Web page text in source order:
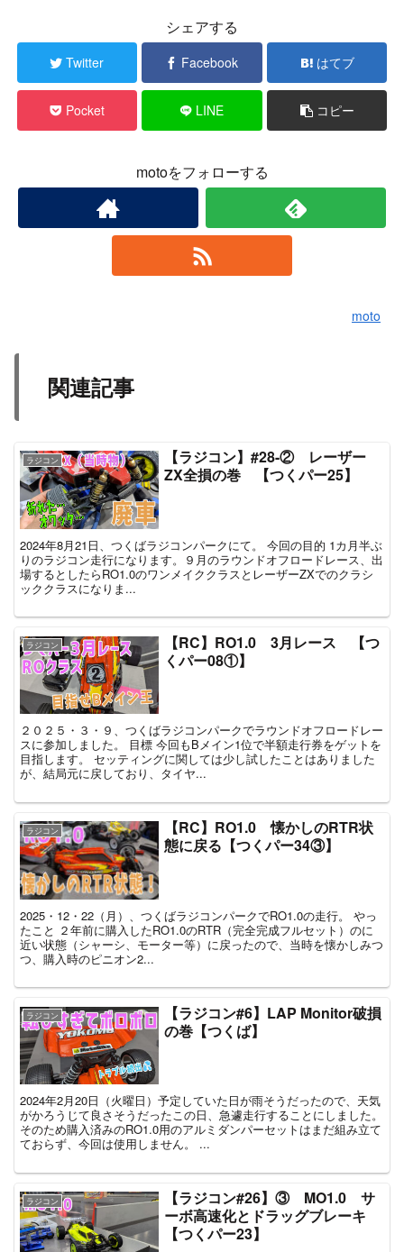
シェアする
Twitter Facebook はてブ
Pocket LINE コピー
motoをフォローする
moto
関連記事
ラジコン
【ラジコン】#28-② レーザー
ZX全損の巻 【つくパー25】
2024年8月21日、つくばラジコンパークにて。 今回の目的 1カ月半ぶ
りのラジコン走行になります。９月のラウンドオフロードレース、出
場するとしたらRO1.0のワンメイククラスとレーザーZXでのクラシ
ッククラスになりま...
ラジコン
【RC】RO1.0 3月レース 【つ
くパー08①】
２０２５・３・９、つくばラジコンパークでラウンドオフロードレー
スに参加しました。 目標 今回もBメイン1位で半額走行券をゲットを
目指します。 セッティングに関しては少し試したことはありました
が、結局元に戻しており、タイヤ...
ラジコン
【RC】RO1.0 懐かしのRTR状
態に戻る【つくパー34③】
2025・12・22（月）、つくばラジコンパークでRO1.0の走行。 やっ
たこと ２年前に購入したRO1.0のRTR（完全完成フルセット）のに
近い状態（シャーシ、モーター等）に戻ったので、当時を懐かしみつ
つ、購入時のピニオン2...
ラジコン
【ラジコン#6】LAP Monitor破損
の巻【つくば】
2024年2月20日（火曜日）予定していた日が雨そうだったので、天気
がかろうじて良さそうだったこの日、急遽走行することにしました。
そのため購入済みのRO1.0用のアルミダンパーセットはまだ組み立て
ておらず、今回は使用しません。 ...
ラジコン
【ラジコン#26】③ MO1.0 サ
ーボ高速化とドラッグブレーキ
【つくパー23】